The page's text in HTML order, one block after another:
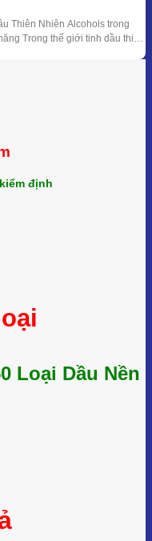
Thiên Nhiên Alcohols trong
Trong thế giới tinh dầu thiên
chất hóa học với công dụng
định
Loại Dầu Nền